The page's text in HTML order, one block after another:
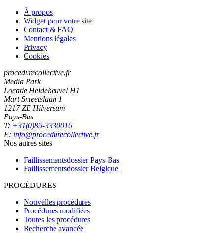
À propos
Widget pour votre site
Contact & FAQ
Mentions légales
Privacy
Cookies
procedurecollective.fr
Media Park
Locatie Heideheuvel H1
Mart Smeetslaan 1
1217 ZE Hilversum
Pays-Bas
T: +31(0)85-3330016
E: info@procedurecollective.fr
Nos autres sites
Faillissementsdossier Pays-Bas
Faillissementsdossier Belgique
PROCÉDURES
Nouvelles procédures
Procédures modifiées
Toutes les procédures
Recherche avancée